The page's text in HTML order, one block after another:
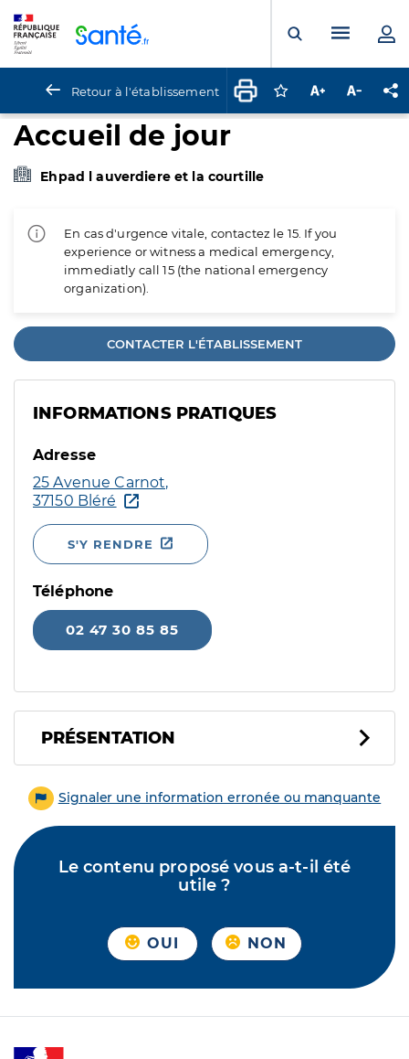
Ouvrir laMenu
Retour à l'établissement Connectez-vous
Augmenter la
Accueil de jour
Ehpad l auverdiere et la courtille
En cas d'urgence vitale, contactez le 15. If you
experience or witness a medical emergency,
immediatly call 15 (the national emergency
organization).
CONTACTER L'ÉTABLISSEMENT
INFORMATIONS PRATIQUES
Adresse
25 Avenue Carnot,
37150 Bléré
S'Y RENDRE
Téléphone
02 47 30 85 85
PRÉSENTATION
Signaler une information erronée ou manquante
Le contenu proposé vous a-t-il été
utile ?
OUI NON